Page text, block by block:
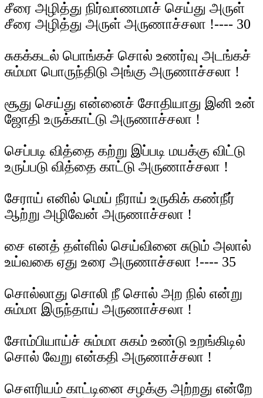
சீரை அழித்து நிர்வாணமாச் செய்து அருள்
சீரை அழித்து அருள் அருணாச்சலா !---- 30
சுகக்கடல் பொங்கச் சொல் உணர்வு அடங்கச்
சும்மா பொருந்திடு அங்கு அருணாச்சலா !
சூது செய்து என்னைச் சோதியாது இனி உன்
ஜோதி உருக்காட்டு அருணாச்சலா !
செப்படி வித்தை கற்று இப்படி மயக்கு விட்டு
உருப்படு வித்தை காட்டு அருணாச்சலா !
சேராய் எனில் மெய் நீராய் உருகிக் கண்நீர்
ஆற்று அழிவேன் அருணாச்சலா !
சை எனத் தள்ளில் செய்வினை சுடும் அலால்
உய்வகை ஏது உரை அருணாச்சலா !---- 35
சொல்லாது சொலி நீ சொல் அற நில் என்று
சும்மா இருந்தாய் அருணாச்சலா !
சோம்பியாய்ச் சும்மா சுகம் உண்டு உறங்கிடில்
சொல் வேறு என்கதி அருணாச்சலா !
சௌரியம் காட்டினை சழக்கு அற்றது என்றே